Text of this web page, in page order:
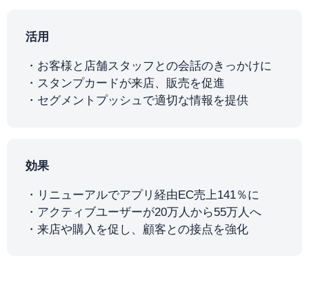
活用
お客様と店舗スタッフとの会話のきっかけに
スタンプカードが来店、販売を促進
セグメントプッシュで適切な情報を提供
効果
リニューアルでアプリ経由EC売上141％に
アクティブユーザーが20万人から55万人へ
来店や購入を促し、顧客との接点を強化